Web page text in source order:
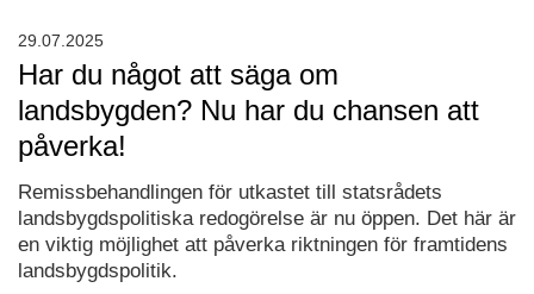
Har du något att säga om
landsbygden? Nu har du chansen att
påverka!
Remissbehandlingen för utkastet till statsrådets
landsbygdspolitiska redogörelse är nu öppen. Det här är
en viktig möjlighet att påverka riktningen för framtidens
landsbygdspolitik.
29.07.2025